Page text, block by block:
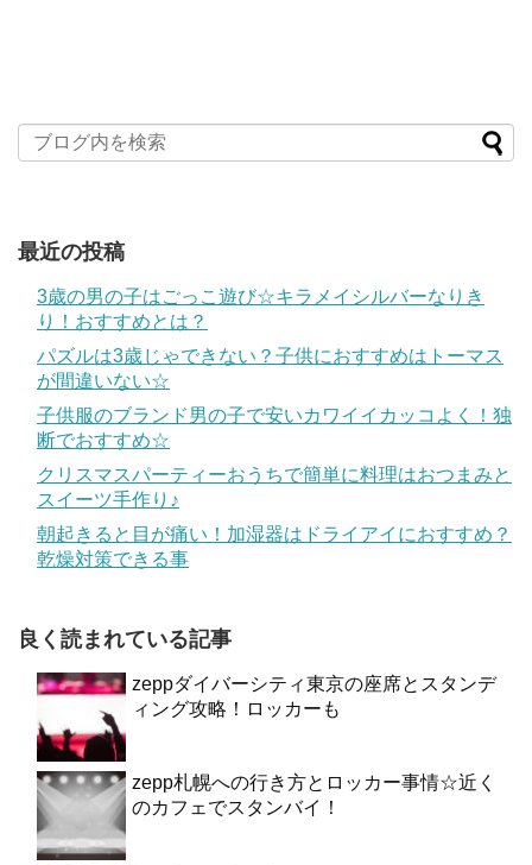
最近の投稿
3歳の男の子はごっこ遊び☆キラメイシルバーなりき
り！おすすめとは？
パズルは3歳じゃできない？子供におすすめはトーマス
が間違いない☆
子供服のブランド男の子で安いカワイイカッコよく！独
断でおすすめ☆
クリスマスパーティーおうちで簡単に料理はおつまみと
スイーツ手作り♪
朝起きると目が痛い！加湿器はドライアイにおすすめ？
乾燥対策できる事
良く読まれている記事
zeppダイバーシティ東京の座席とスタンデ
ィング攻略！ロッカーも
zepp札幌への行き方とロッカー事情☆近く
のカフェでスタンバイ！